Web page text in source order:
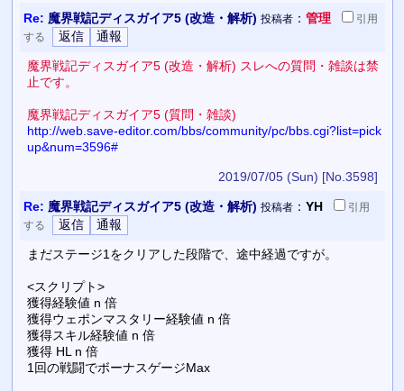
Re: 魔界戦記ディスガイア5 (改造・解析) 投稿者： 管理
引用
する
魔界戦記ディスガイア5 (改造・解析) スレへの質問・雑談は禁
止です。
魔界戦記ディスガイア5 (質問・雑談)
http://web.save-editor.com/bbs/community/pc/bbs.cgi?list=pick
up&num=3596#
2019/07/05 (Sun) [No.3598]
Re: 魔界戦記ディスガイア5 (改造・解析) 投稿者： YH
引用
する
まだステージ1をクリアした段階で、途中経過ですが。
<スクリプト>
獲得経験値 n 倍
獲得ウェポンマスタリー経験値 n 倍
獲得スキル経験値 n 倍
獲得 HL n 倍
1回の戦闘でボーナスゲージMax